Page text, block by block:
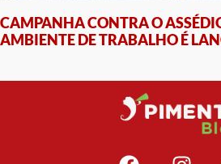
CAMPANHA CONTRA O
AMBIENTE DE TRABALHO É